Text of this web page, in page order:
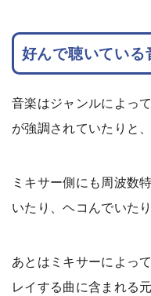
好んで聴いてい
音楽はジャンルによっ
が強調されていたりと
ミキサー側にも周波数
いたり、ヘコんでいた
あとはミキサーによっ
レイする曲に含まれる